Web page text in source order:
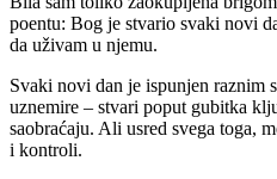
poentu: Bog je stvario svaki novi
da uživam u njemu.
Svaki novi dan je ispunjen raznim
uznemire – stvari poput gubitka
saobraćaju. Ali usred svega toga,
i kontroli.